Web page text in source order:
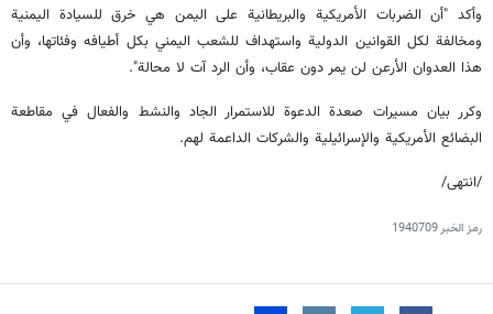
وأكد "أن الضربات الأمريكية والبريطانية على اليمن هي خرق للسيادة اليمنية
ومخالفة لكل القوانين الدولية واستهداف للشعب اليمني بكل أطيافه وفئاتها، وأن
هذا العدوان الأرعن لن يمر دون عقاب، وأن الرد آت لا محالة".
وكرر بيان مسيرات صعدة الدعوة للاستمرار الجاد والنشط والفعال في مقاطعة
البضائع الأمريكية والإسرائيلية والشركات الداعمة لهم.
/انتهى/
رمز الخبر1940709